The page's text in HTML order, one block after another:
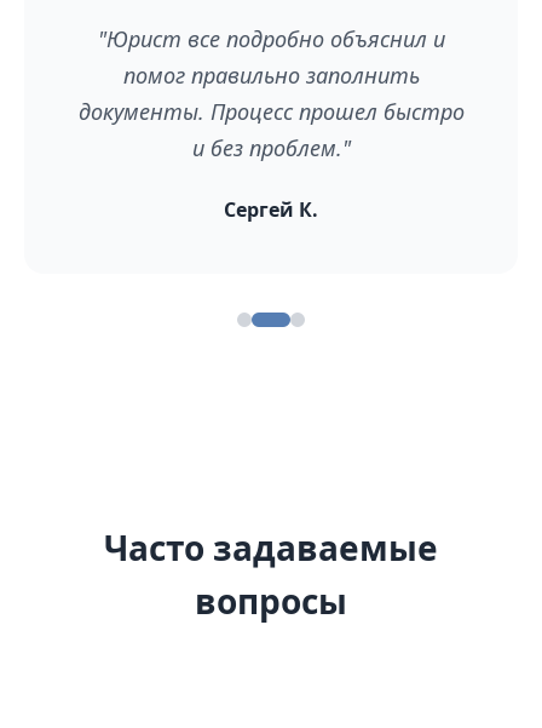
"Юрист все подробно объяснил и
помог правильно заполнить
документы. Процесс прошел быстро
и без проблем."
Сергей К.
Часто задаваемые
вопросы